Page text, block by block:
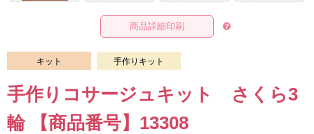
商品詳細印刷
キット 手作りキット
手作りコサージュキット さくら3
輪 【商品番号】13308